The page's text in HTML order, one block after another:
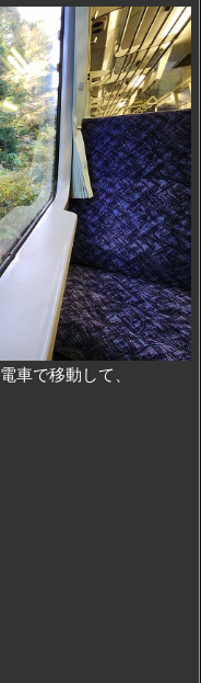
車で移動して、